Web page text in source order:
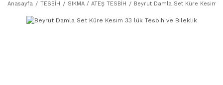
Anasayfa TESBİH SIKMA / ATEŞ TESBİH Beyrut Damla Set Küre Kesim